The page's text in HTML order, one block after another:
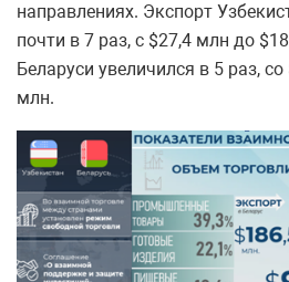
направлениях. Экспорт
почти в 7 раз, с $27,4 млн до
Беларуси увеличился в 5 раз,
млн.